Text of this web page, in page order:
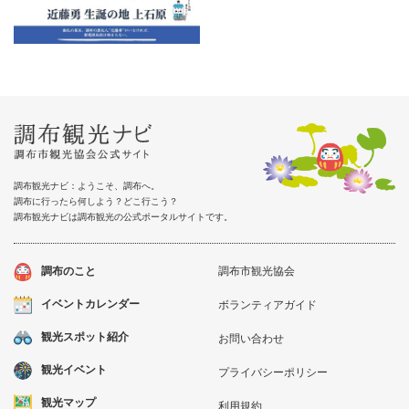
調布観光ナビ：ようこそ、調布へ。
調布に行ったら何しよう？どこ行こう？
調布観光ナビは調布観光の公式ポータルサイトです。
調布のこと
イベントカレンダー
観光スポット紹介
観光イベント
観光マップ
調布市観光協会
ボランティアガイド
お問い合わせ
プライバシーポリシー